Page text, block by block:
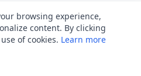
browsing experience,
content. By clicking
of cookies. Learn more